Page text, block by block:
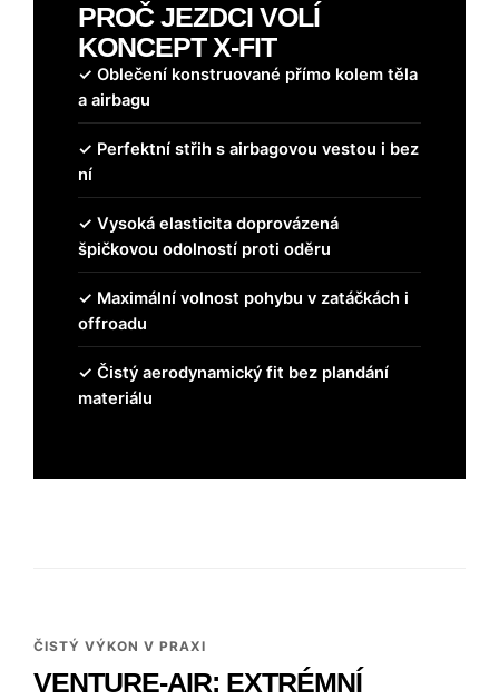
PROČ JEZDCI VOLÍ
KONCEPT X-FIT
✓ Oblečení konstruované přímo kolem těla
a airbagu
✓ Perfektní střih s airbagovou vestou i bez
ní
✓ Vysoká elasticita doprovázená
špičkovou odolností proti oděru
✓ Maximální volnost pohybu v zatáčkách i
offroadu
✓ Čistý aerodynamický fit bez plandání
materiálu
ČISTÝ VÝKON V PRAXI
VENTURE-AIR: EXTRÉMNÍ